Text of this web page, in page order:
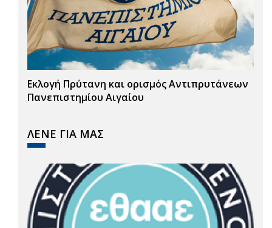
Εκλογή Πρύτανη και ορισμός Αντιπρυτάνεων
Πανεπιστημίου Αιγαίου
ΛΕΝΕ ΓΙΑ ΜΑΣ